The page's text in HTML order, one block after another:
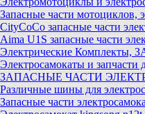
Запасные части мотоциклов,
CityCoCo запасные части
Aima U1S запасные части
Электрические
Электросамокаты и запчасти
ЗАПАСНЫЕ ЧАСТИ
Различные шины для
Запасные части